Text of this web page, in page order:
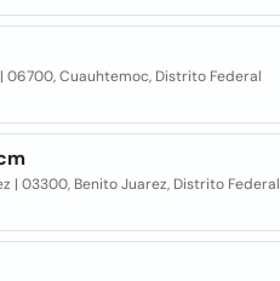
06700, Cuauhtemoc, Distrito Federal
| 03300, Benito Juarez, Distrito Federal